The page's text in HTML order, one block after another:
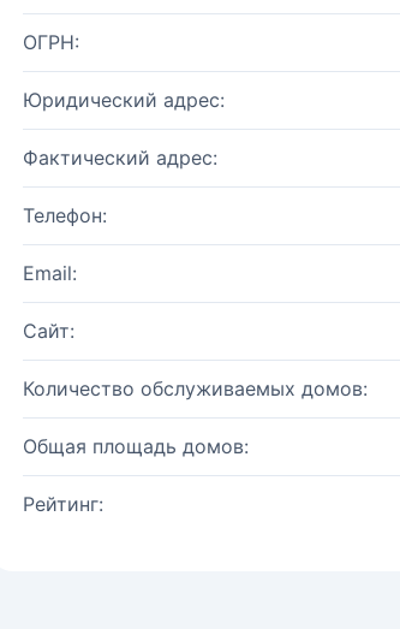
ОГРН:
Юридический адрес:
Фактический адрес:
Телефон:
Email:
Сайт:
Количество обслуживаемых домов:
Общая площадь домов:
Рейтинг: